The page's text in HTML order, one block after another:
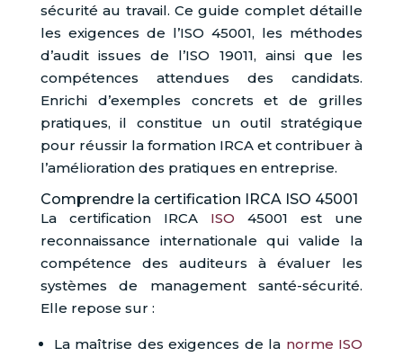
sécurité au travail. Ce guide complet détaille
les exigences de l’ISO 45001, les méthodes
d’audit issues de l’ISO 19011, ainsi que les
compétences attendues des candidats.
Enrichi d’exemples concrets et de grilles
pratiques, il constitue un outil stratégique
pour réussir la formation IRCA et contribuer à
l’amélioration des pratiques en entreprise.
Comprendre la certification IRCA ISO 45001
La certification IRCA ISO 45001 est une
reconnaissance internationale qui valide la
compétence des auditeurs à évaluer les
systèmes de management santé-sécurité.
Elle repose sur :
La maîtrise des exigences de la norme ISO